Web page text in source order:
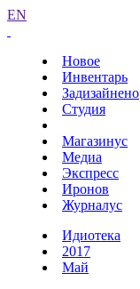
EN
Новое
Инвентарь
Задизайнено
Студия
Магазинус
Медиа
Экспресс
Иронов
Журналус
Идиотека
2017
Май